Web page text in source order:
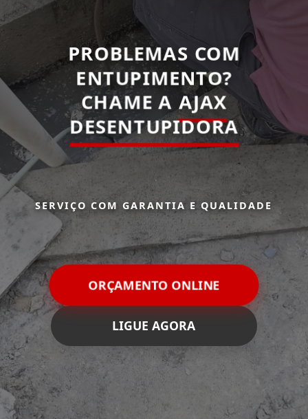
PROBLEMAS COM
ENTUPIMENTO?
CHAME A AJAX
DESENTUPIDORA
SERVIÇO COM GARANTIA E QUALIDADE
ORÇAMENTO ONLINE
LIGUE AGORA